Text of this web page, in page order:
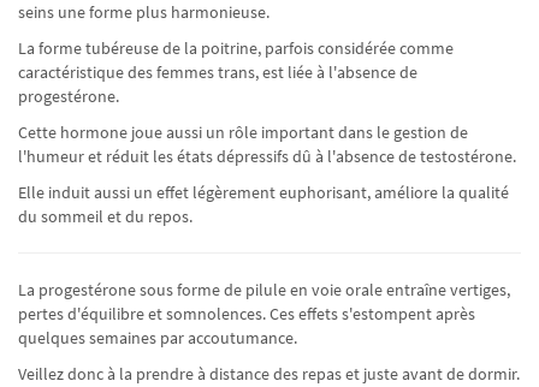
seins une forme plus harmonieuse.
La forme tubéreuse de la poitrine, parfois considérée comme
caractéristique des femmes trans, est liée à l'absence de
progestérone.
Cette hormone joue aussi un rôle important dans le gestion de
l'humeur et réduit les états dépressifs dû à l'absence de testostérone.
Elle induit aussi un effet légèrement euphorisant, améliore la qualité
du sommeil et du repos.
La progestérone sous forme de pilule en voie orale entraîne vertiges,
pertes d'équilibre et somnolences. Ces effets s'estompent après
quelques semaines par accoutumance.
Veillez donc à la prendre à distance des repas et juste avant de dormir.